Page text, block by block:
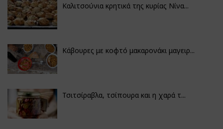
Καλιτσούνια κρητικά της κυρίας Νίνα...
Κάβουρες με κοφτό μακαρονάκι μαγειρ...
Τσιτσίραβλα, τσίπουρα και η χαρά τ...